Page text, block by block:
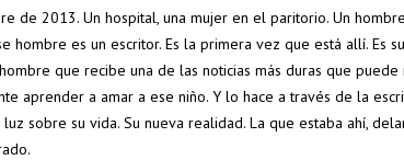
de 2013. Un hospital, una mujer en el paritorio. Un
hombre es un escritor. Es la primera vez que está allí.
que recibe una de las noticias más duras que
aprender a amar a ese niño. Y lo hace a través de la
sobre su vida. Su nueva realidad. La que estaba ahí,
10% de
descuento
15%